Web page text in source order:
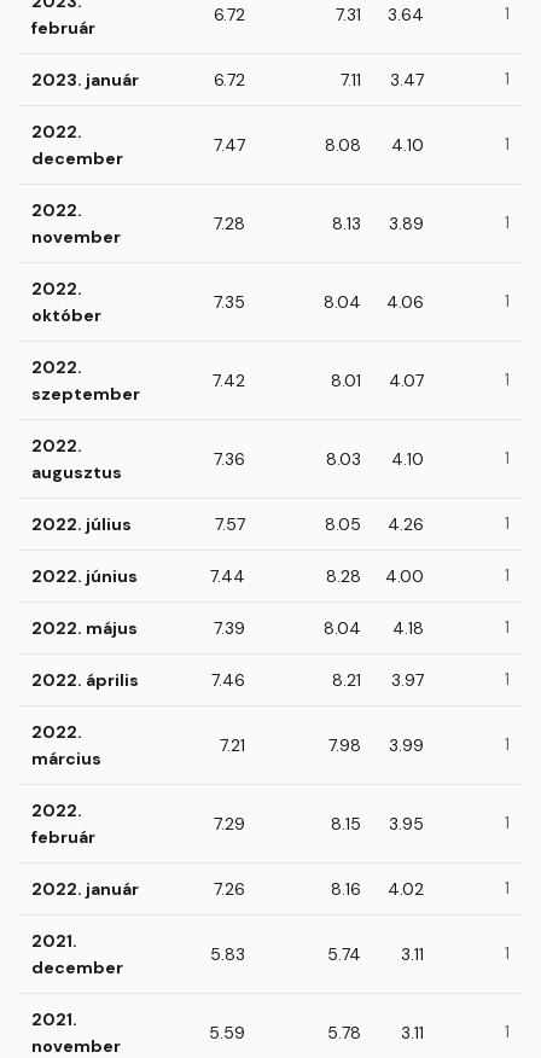
február
6.72 7.31 3.64 1
2023. január 6.72 7.11 3.47 1
2022.
december
7.47 8.08 4.10 1
2022.
november
7.28 8.13 3.89 1
2022.
október
7.35 8.04 4.06 1
2022.
szeptember
7.42 8.01 4.07 1
2022.
augusztus
7.36 8.03 4.10 1
2022. július 7.57 8.05 4.26 1
2022. június 7.44 8.28 4.00 1
2022. május 7.39 8.04 4.18 1
2022. április 7.46 8.21 3.97 1
2022.
március
7.21 7.98 3.99 1
2022.
február
7.29 8.15 3.95 1
2022. január 7.26 8.16 4.02 1
2021.
december
5.83 5.74 3.11 1
2021.
november
5.59 5.78 3.11 1